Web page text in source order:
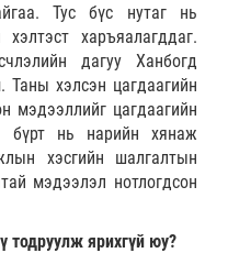
Тус бүс нутаг нь
харъяалагддаг.
дагуу Ханбогд
хэлсэн цагдаагийн
мэдээллийг цагдаагийн
бүрт нь нарийн хянаж
хэсгийн шалгалтын
мэдээлэл нотлогдсон
тодруулж ярихгүй юу?